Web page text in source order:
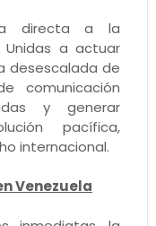
directa a la
Unidas a actuar
desescalada de
comunicación
y generar
pacífica,
internacional.
Venezuela